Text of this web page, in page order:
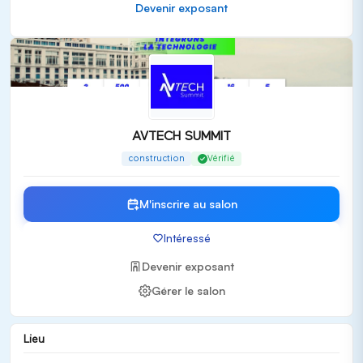
AVTECH SUMMIT
construction Vérifié
M'inscrire au salon
Intéressé
Devenir exposant
Gérer le salon
Lieu
AVTECH SUMMIT est destiné exclusivement à un public
professionnel, comprenant :
Gestionnaires de projet
Entrepreneurs en construction
Valeur ajoutée et expérience salon
En plus de son exposition, AVTECH SUMMIT offre :
Des rendez-vous d'affaires qualifiés
Des conférences enrichissantes avec 16 interventions
Devenir exposant